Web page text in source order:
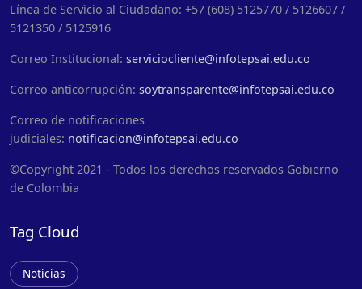
Línea de Servicio al Ciudadano: +57 (608) 5125770 / 5126607 /
5121350 / 5125916
Correo Institucional: serviciocliente@infotepsai.edu.co
Correo anticorrupción: soytransparente@infotepsai.edu.co
Correo de notificaciones
judiciales: notificacion@infotepsai.edu.co
©Copyright 2021 - Todos los derechos reservados Gobierno
de Colombia
Tag Cloud
Noticias